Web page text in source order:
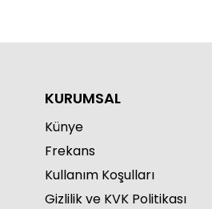
KURUMSAL
Künye
Frekans
Kullanım Koşulları
Gizlilik ve KVK Politikası